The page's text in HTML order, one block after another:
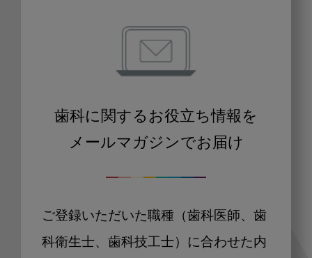
歯科に関するお役立ち情報を
メールマガジンでお届け
ご登録いただいた職種（歯科医師、歯
科衛生士、歯科技工士）に合わせた内